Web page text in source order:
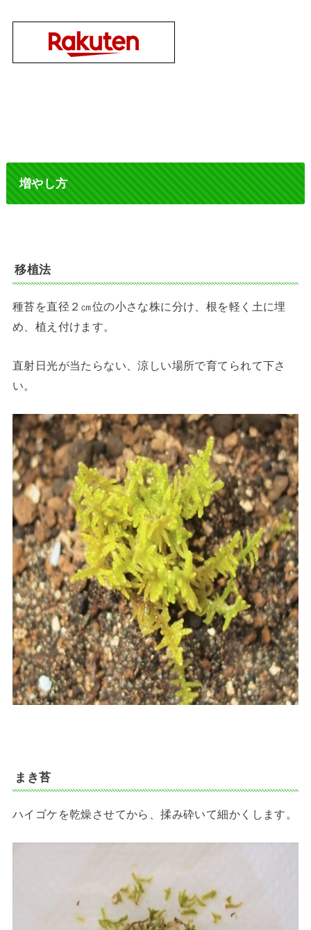
増やし方
移植法
種苔を直径２㎝位の小さな株に分け、根を軽く土に埋
め、植え付けます。
直射日光が当たらない、涼しい場所で育てられて下さ
い。
まき苔
ハイゴケを乾燥させてから、揉み砕いて細かくします。